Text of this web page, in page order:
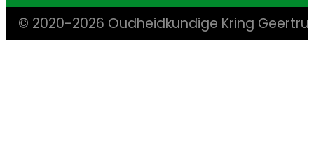
© 2020-2026 Oudheidkundige Kring